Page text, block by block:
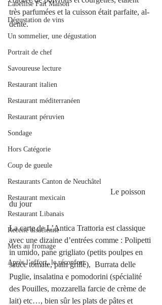
Labellisé Fait Maison
Dégustation de vins
Un sommelier, une dégustation
Portrait de chef
Savoureuse lecture
Restaurant italien
Restaurant méditerranéen
Restaurant péruvien
Sondage
Hors Catégorie
Coup de gueule
Restaurants Canton de Neuchâtel
Restaurant mexicain
Restaurant Libanais
Recette alsacienne
Mets au fromage
Après l’effort, le réconfort.
très parfumées et la cuisson était parfaite, al-
dente.
du jour
La carte de L’Antica Trattoria est classique
avec une dizaine d’entrées comme : Polipetti
in umido, pane grigliato (petits poulpes en
sauce tomate, pain grillé),  Burrata delle
Puglie, insalatina e pomodorini (spécialité
des Pouilles, mozzarella farcie de crème de
lait) etc…, bien sûr les plats de pâtes et